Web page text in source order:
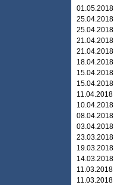
01.05.2018
25.04.2018
25.04.2018
21.04.2018
21.04.2018
18.04.2018
15.04.2018
15.04.2018
11.04.2018
10.04.2018
08.04.2018
03.04.2018
23.03.2018
19.03.2018
14.03.2018
11.03.2018
11.03.2018